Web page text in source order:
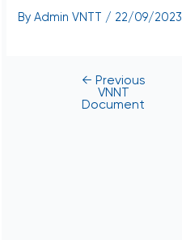
ByAdmin VNTT / 22/09/2023
← Previous
VNNT
Document